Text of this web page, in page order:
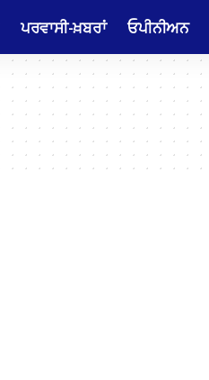
ਪਰਵਾਸੀ-ਖ਼ਬਰਾਂ ਓਪੀਨੀਅਨ